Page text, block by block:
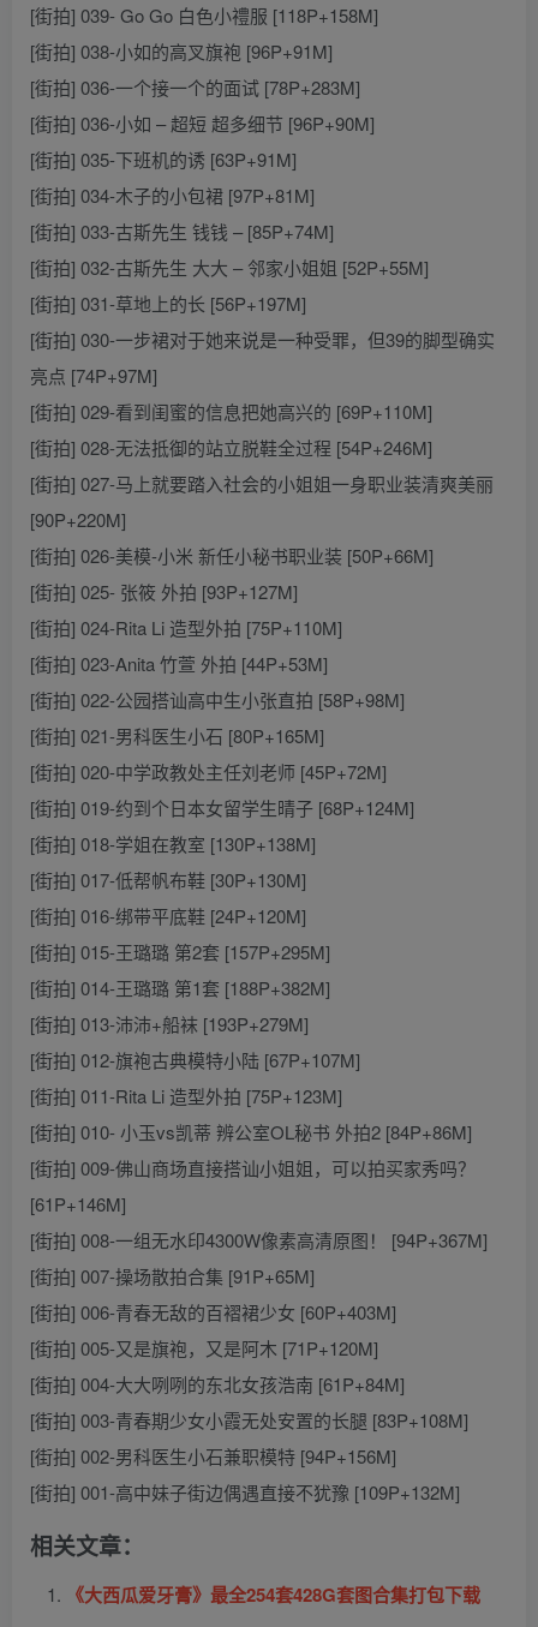
[街拍] 039- Go Go 白色小禮服 [118P+158M]
[街拍] 038-小如的高叉旗袍 [96P+91M]
[街拍] 036-一个接一个的面试 [78P+283M]
[街拍] 036-小如 – 超短 超多细节 [96P+90M]
[街拍] 035-下班机的诱 [63P+91M]
[街拍] 034-木子的小包裙 [97P+81M]
[街拍] 033-古斯先生 钱钱 – [85P+74M]
[街拍] 032-古斯先生 大大 – 邻家小姐姐 [52P+55M]
[街拍] 031-草地上的长 [56P+197M]
[街拍] 030-一步裙对于她来说是一种受罪，但39的脚型确实
亮点 [74P+97M]
[街拍] 029-看到闺蜜的信息把她高兴的 [69P+110M]
[街拍] 028-无法抵御的站立脱鞋全过程 [54P+246M]
[街拍] 027-马上就要踏入社会的小姐姐一身职业装清爽美丽
[90P+220M]
[街拍] 026-美模-小米 新任小秘书职业装 [50P+66M]
[街拍] 025- 张筱 外拍 [93P+127M]
[街拍] 024-Rita Li 造型外拍 [75P+110M]
[街拍] 023-Anita 竹萱 外拍 [44P+53M]
[街拍] 022-公园搭讪高中生小张直拍 [58P+98M]
[街拍] 021-男科医生小石 [80P+165M]
[街拍] 020-中学政教处主任刘老师 [45P+72M]
[街拍] 019-约到个日本女留学生晴子 [68P+124M]
[街拍] 018-学姐在教室 [130P+138M]
[街拍] 017-低帮帆布鞋 [30P+130M]
[街拍] 016-绑带平底鞋 [24P+120M]
[街拍] 015-王璐璐 第2套 [157P+295M]
[街拍] 014-王璐璐 第1套 [188P+382M]
[街拍] 013-沛沛+船袜 [193P+279M]
[街拍] 012-旗袍古典模特小陆 [67P+107M]
[街拍] 011-Rita Li 造型外拍 [75P+123M]
[街拍] 010- 小玉vs凯蒂 辨公室OL秘书 外拍2 [84P+86M]
[街拍] 009-佛山商场直接搭讪小姐姐，可以拍买家秀吗？
[61P+146M]
[街拍] 008-一组无水印4300W像素高清原图！ [94P+367M]
[街拍] 007-操场散拍合集 [91P+65M]
[街拍] 006-青春无敌的百褶裙少女 [60P+403M]
[街拍] 005-又是旗袍，又是阿木 [71P+120M]
[街拍] 004-大大咧咧的东北女孩浩南 [61P+84M]
[街拍] 003-青春期少女小霞无处安置的长腿 [83P+108M]
[街拍] 002-男科医生小石兼职模特 [94P+156M]
[街拍] 001-高中妹子街边偶遇直接不犹豫 [109P+132M]
相关文章：
《大西瓜爱牙膏》最全254套428G套图合集打包下载